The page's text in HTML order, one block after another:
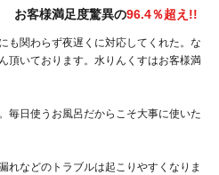
お客様満足度驚異の96.4％超え!!
も関わらず夜遅くに対応してくれた。な
頂いております。水りんくすはお客様満
毎日使うお風呂だからこそ大事に使いた
れなどのトラブルは起こりやすくなりま